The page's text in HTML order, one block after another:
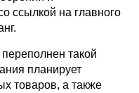
ссылкой на главного
такой
планирует
товаров, а также